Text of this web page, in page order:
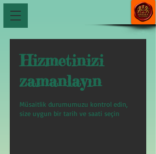
Hizmetinizi
zamanlayın
Müsaitlik durumumuzu kontrol edin,
size uygun bir tarih ve saati seçin